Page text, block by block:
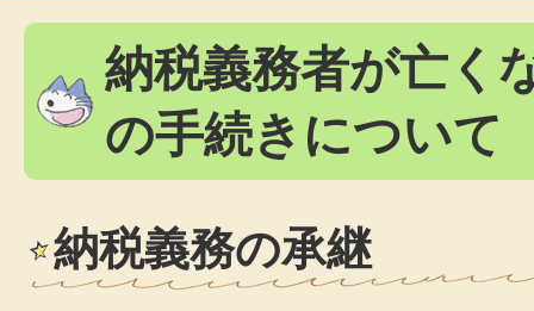
納税義務者が亡く
の手続きについて
納税義務の承継